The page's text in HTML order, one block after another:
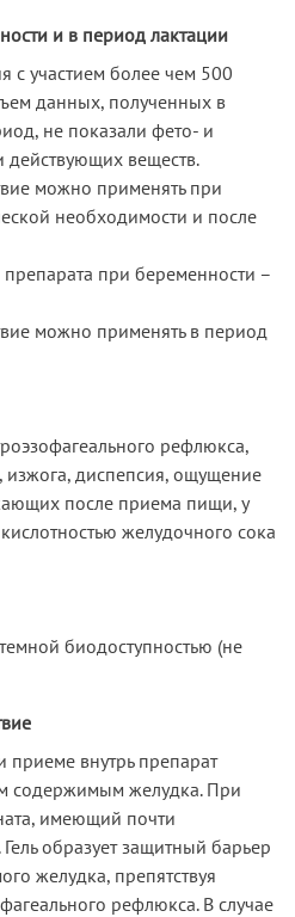
и в период лактации
с участием более чем 500
данных, полученных в
не показали фето- и
действующих веществ.
можно применять при
необходимости и после
при беременности –
можно применять в период
рефлюкса,
изжога, диспепсия, ощущение
после приема пищи, у
желудочного сока
биодоступностью (не
внутрь препарат
содержимым желудка. При
имеющий почти
образует защитный барьер
желудка, препятствуя
рефлюкса. В случае